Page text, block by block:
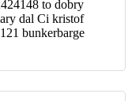
to dobry
dal Ci kristof
bunkerbarge